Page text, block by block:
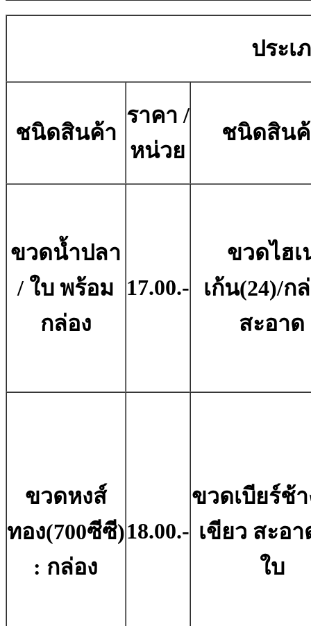
ประเ
ชนิดสินค้า
ราคา /
หน่วย
ชนิดสิน
ขวดน้ำปลา
/ ใบ พร้อม
กล่อง
17.00.-
ขวดไฮเ
เก้น(24)/ก
สะอาด
ขวดหงส์
ทอง(700ซีซี)
: กล่อง
18.00.-
ขวดเบียร์ช้
เขียว สะอ
ใบ